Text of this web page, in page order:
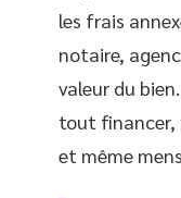
les frais
notaire,
valeur du
tout financer,
et même